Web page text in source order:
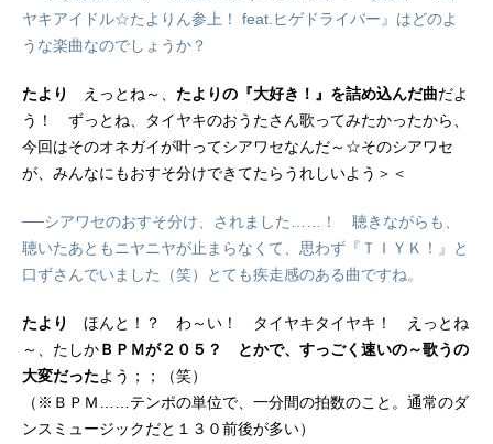
ヤキアイドル☆たよりん参上！ feat.ヒゲドライバー』はどのよ
うな楽曲なのでしょうか？
たより えっとね～、 たよりの『大好き！』を詰め込んだ曲だよ
う！ ずっとね、タイヤキのおうたさん歌ってみたかったから、
今回はそのオネガイが叶ってシアワセなんだ～☆そのシアワセ
が、みんなにもおすそ分けできてたらうれしいよう＞＜
──シアワセのおすそ分け、されました……！ 聴きながらも、
聴いたあともニヤニヤが止まらなくて、思わず『ＴＩＹＫ！』と
口ずさんでいました（笑）とても疾走感のある曲ですね。
たより
ほんと！？ わ～い！ タイヤキタイヤキ！ えっとね
～、たしかＢＰＭが２０５？ とかで、すっごく速いの～歌うの
大変だったよう；；（笑）
（※ＢＰＭ……テンポの単位で、一分間の拍数のこと。通常のダ
ンスミュージックだと１３０前後が多い）